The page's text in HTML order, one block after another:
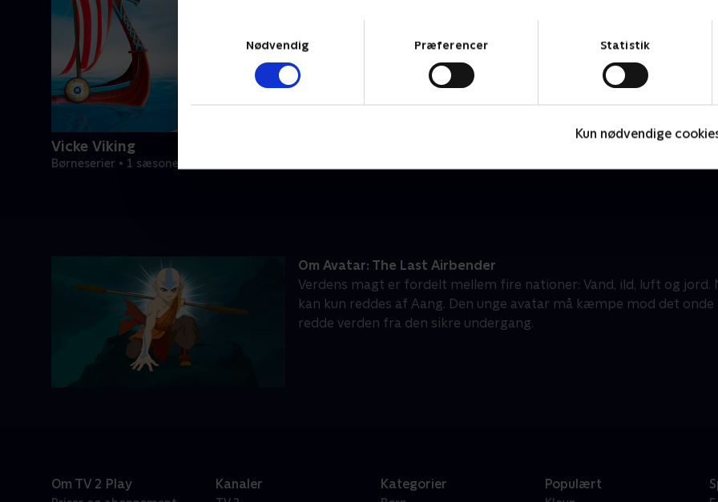
Nødvendig
Præferencer Statistik
Kun nødvendige
Vicke Viking
Børneserier • 1 sæsoner
Om Avatar: The Last Airbender
Verdens magt er fordelt mellem fire nationer: Vand, ild, luft og
kan kun reddes af Aang. Den unge avatar må kæmpe mod det
redde verden fra den sikre undergang.
Om TV 2 Play Kanaler Kategorier Populært